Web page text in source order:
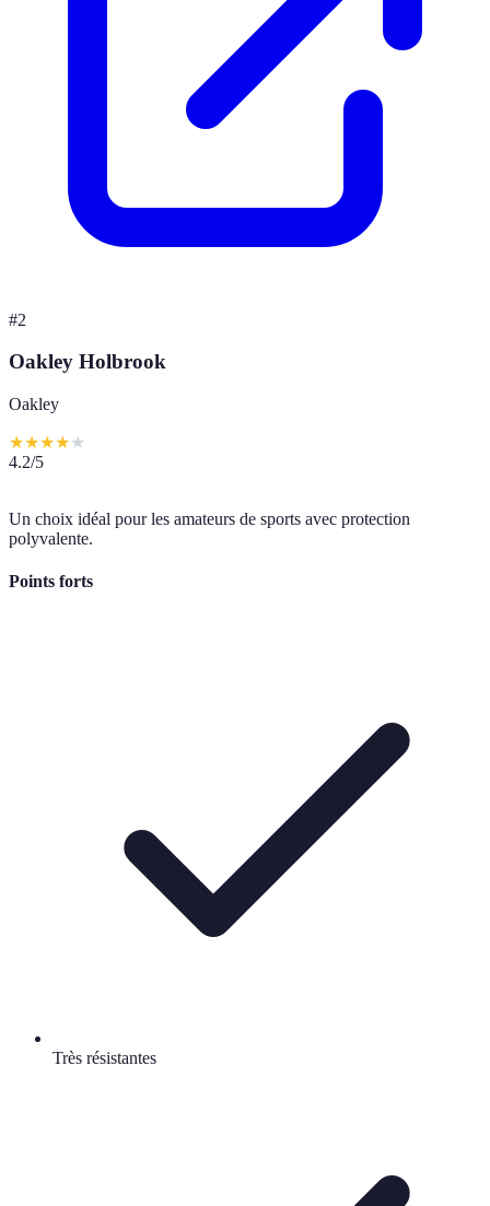
#2
Oakley Holbrook
Oakley
★★★★★
4.2/5
Un choix idéal pour les amateurs de sports avec protection
polyvalente.
Points forts
Très résistantes